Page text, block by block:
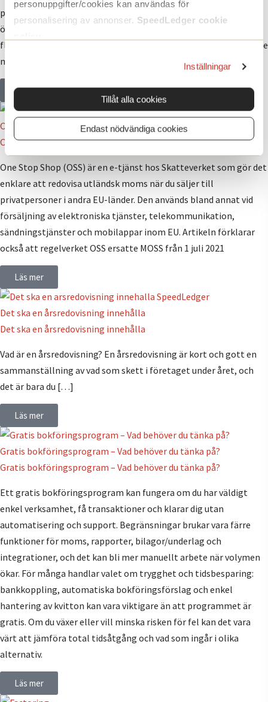
personuppgifter/cookies kan användas för
personalisering av annonser. SpeedLedger cookie
Inställningar
Tillåt alla cookies
Endast nödvändiga cookies
prompt - tydliga instruktioner, roll (“agera som expert”) och
önskat format (lista, tabell, utkast) ger bättre svar. Det finns
flera verktyg som är enkla att testa gratis och sedan bygga vidare
med när du ser vad som fungerar i just din verksamhet.
Läs mer
One Stop Shop Skatteverket (OSS) -vad gäller & hur gör jag?
One Stop Shop Skatteverket (OSS) -vad gäller & hur gör jag?
One Stop Shop (OSS) är en e-tjänst hos Skatteverket som gör det
enklare att redovisa utländsk moms när du säljer till
privatpersoner i andra EU-länder. Den används bland annat vid
försäljning av elektroniska tjänster, telekommunikation,
sändningstjänster och mobilappar inom EU. Artikeln förklarar
också att regelverket OSS ersatte MOSS från 1 juli 2021
Läs mer
Det ska en årsredovisning innehålla
Det ska en årsredovisning innehålla
Vad är en årsredovisning? En årsredovisning är kort och gott en
sammanställning av vad som skett i företaget under året, och
det är bara du […]
Läs mer
Gratis bokföringsprogram – Vad behöver du tänka på?
Gratis bokföringsprogram – Vad behöver du tänka på?
Ett gratis bokföringsprogram kan fungera om du har väldigt
enkel verksamhet, få transaktioner och klarar dig utan
automatisering och support. Begränsningar brukar vara färre
funktioner för moms, rapporter, bilagor/underlag och
integrationer, och det kan bli mer manuellt arbete när volymen
ökar. För många handlar valet om trygghet och tidsbesparing:
bankkoppling, automatiska bokföringsförslag och enkel
hantering av kvitton kan vara viktigare än att programmet är
gratis. Om du växer eller vill minska risken för fel kan det vara
värt att jämföra total tidsåtgång och vad som ingår i olika
alternativ.
Läs mer